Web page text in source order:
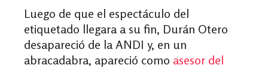
Luego de que el espectáculo del
etiquetado llegara a su fin, Durán Otero
desapareció de la ANDI y, en un
abracadabra, apareció como asesor del